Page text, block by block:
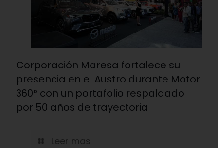
Corporación Maresa fortalece su
presencia en el Austro durante Motor
360° con un portafolio respaldado
por 50 años de trayectoria
Leer mas